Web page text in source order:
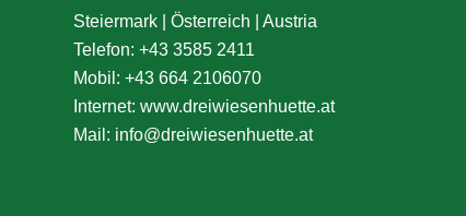
Steiermark | Österreich | Austria
Telefon: +43 3585 2411
Mobil: +43 664 2106070
Internet: www.dreiwiesenhuette.at
Mail: info@dreiwiesenhuette.at